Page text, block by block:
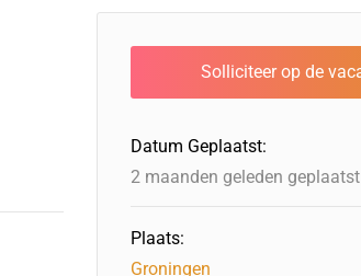
Datum Geplaatst:
2 maanden geleden geplaatst
Plaats:
Groningen